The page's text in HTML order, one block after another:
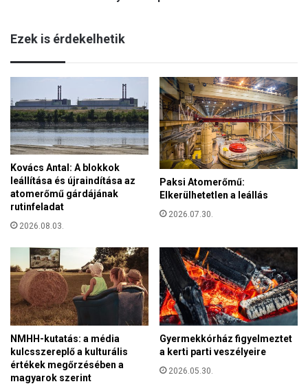
e
d
t
z
ú
j
f
e
r
t
ő
z
t
t
e
k
s
z
á
m
a
a
a
r
o
l
t
a
Ezek is érdekelhetik
Kovács Antal: A blokkok
leállítása és újraindítása az
atomerőmű gárdájának
rutinfeladat
2026.08.03.
Paksi Atomerőmű:
Elkerülhetetlen a leállás
2026.07.30.
NMHH-kutatás: a média
kulcsszereplő a kulturális
értékek megőrzésében a
magyarok szerint
Gyermekkórház figyelmeztet
a kerti parti veszélyeire
2026.05.30.